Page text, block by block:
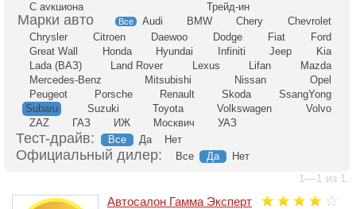
С аукциона
Трейд-ин
Все Audi BMW Chery
Chevrolet
Chrysler
Citroen Daewoo Dodge Fiat
Ford
Great Wall
Honda Hyundai Infiniti Jeep
Kia
Lada (ВАЗ)
Land Rover Lexus Lifan
Mazda
Mercedes-Benz
Mitsubishi Nissan
Opel
Peugeot
Porsche Renault Skoda
SsangYong
Subaru
Suzuki Toyota Volkswagen
Volvo
ZAZ
ГАЗ ИЖ Москвич УАЗ
Тест-драйв: Все Да Нет
Официальный дилер: Все Да Нет
1—1 из 1.
Автосалон Гамма Эксперт